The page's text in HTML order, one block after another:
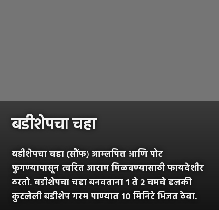
बडीशेपचा चहा
बडीशेपचा चहा (सौंफ) आम्लपित्त आणि पोट
फुगण्यापासून त्वरित आराम मिळवण्यासाठी फायदेशीर
ठरतो. बडीशेपचा चहा बनवताना १ ते २ चमचे हलकी
कुटलेली बडीशेप गरम पाण्यात १० मिनिटे भिजत ठेवा.